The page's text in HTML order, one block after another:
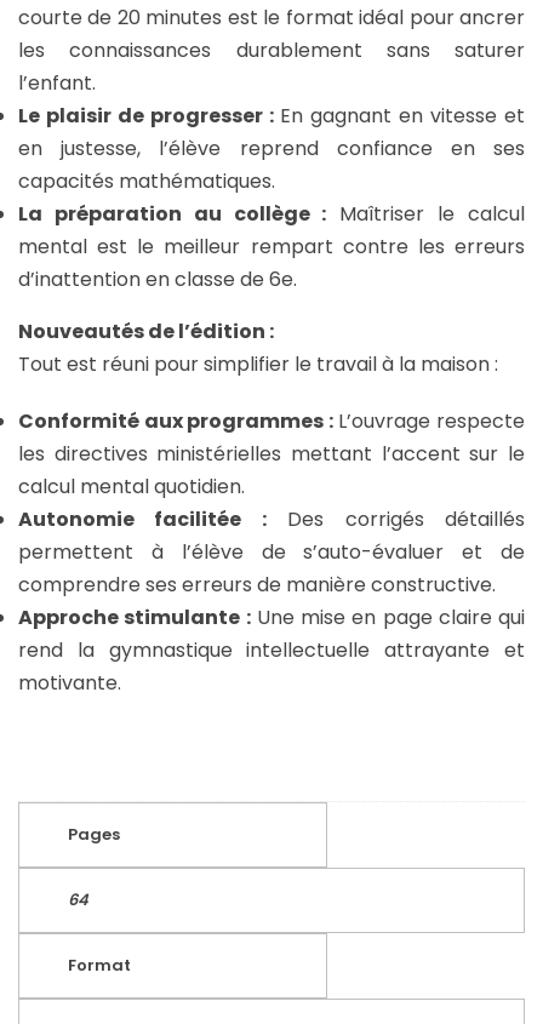
courte de 20 minutes est le format idéal pour ancrer
les connaissances durablement sans saturer
l’enfant.
Le plaisir de progresser :En gagnant en vitesse et
en justesse, l’élève reprend confiance en ses
capacités mathématiques.
La préparation au collège : Maîtriser le calcul
mental est le meilleur rempart contre les erreurs
d’inattention en classe de 6e.
Nouveautés de l’édition :
Tout est réuni pour simplifier le travail à la maison :
Conformité aux programmes :L’ouvrage respecte
les directives ministérielles mettant l’accent sur le
calcul mental quotidien.
Autonomie facilitée :Des corrigés détaillés
permettent à l’élève de s’auto-évaluer et de
comprendre ses erreurs de manière constructive.
Approche stimulante :Une mise en page claire qui
rend la gymnastique intellectuelle attrayante et
motivante.
Pages
64
Format